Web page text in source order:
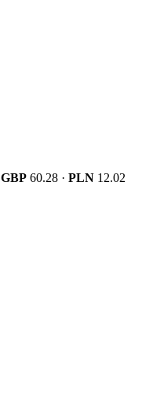
GBP 60.28 · PLN 12.02